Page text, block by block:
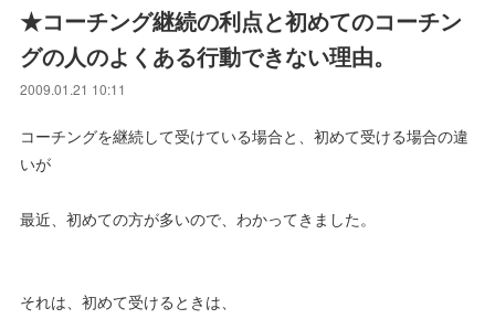
★コーチング継続の利点と初めてのコーチン
グの人のよくある行動できない理由。
2009.01.21 10:11
コーチングを継続して受けている場合と、初めて受ける場合の違
いが
最近、初めての方が多いので、わかってきました。
それは、初めて受けるときは、